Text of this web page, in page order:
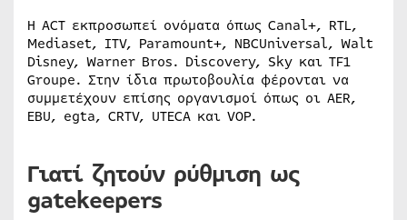
Η ACT εκπροσωπεί ονόματα όπως Canal+, RTL,
Mediaset, ITV, Paramount+, NBCUniversal, Walt
Disney, Warner Bros. Discovery, Sky και TF1
Groupe. Στην ίδια πρωτοβουλία φέρονται να
συμμετέχουν επίσης οργανισμοί όπως οι AER,
EBU, egta, CRTV, UTECA και VOP.
Γιατί ζητούν ρύθμιση ως
gatekeepers